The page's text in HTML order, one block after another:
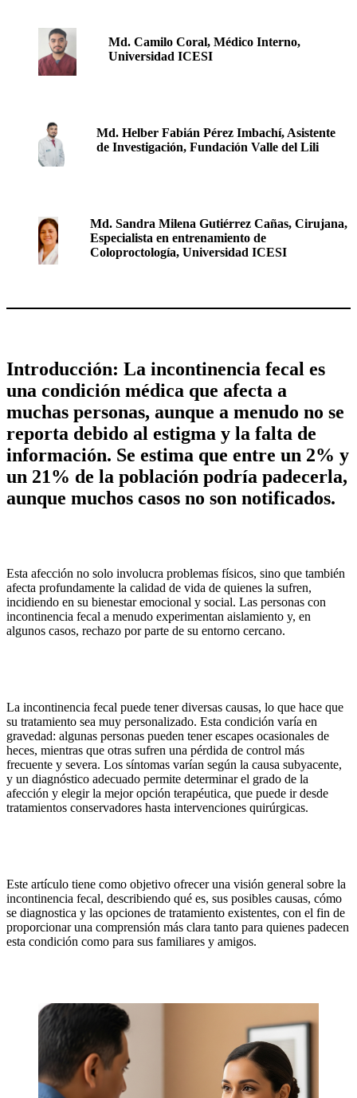
Md. Camilo Coral, Médico Interno,
Universidad ICESI
Md. Helber Fabián Pérez Imbachí, Asistente
de Investigación, Fundación Valle del Lili
Md. Sandra Milena Gutiérrez Cañas, Cirujana,
Especialista en entrenamiento de
Coloproctología, Universidad ICESI
Introducción: La incontinencia fecal es
una condición médica que afecta a
muchas personas, aunque a menudo no se
reporta debido al estigma y la falta de
información. Se estima que entre un 2% y
un 21% de la población podría padecerla,
aunque muchos casos no son notificados.
Esta afección no solo involucra problemas físicos, sino que también
afecta profundamente la calidad de vida de quienes la sufren,
incidiendo en su bienestar emocional y social. Las personas con
incontinencia fecal a menudo experimentan aislamiento y, en
algunos casos, rechazo por parte de su entorno cercano.
La incontinencia fecal puede tener diversas causas, lo que hace que
su tratamiento sea muy personalizado. Esta condición varía en
gravedad: algunas personas pueden tener escapes ocasionales de
heces, mientras que otras sufren una pérdida de control más
frecuente y severa. Los síntomas varían según la causa subyacente,
y un diagnóstico adecuado permite determinar el grado de la
afección y elegir la mejor opción terapéutica, que puede ir desde
tratamientos conservadores hasta intervenciones quirúrgicas.
Este artículo tiene como objetivo ofrecer una visión general sobre la
incontinencia fecal, describiendo qué es, sus posibles causas, cómo
se diagnostica y las opciones de tratamiento existentes, con el fin de
proporcionar una comprensión más clara tanto para quienes padecen
esta condición como para sus familiares y amigos.